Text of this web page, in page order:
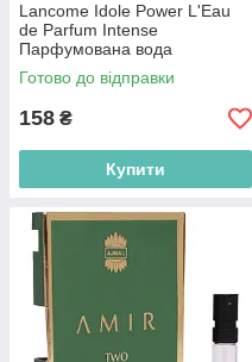
Lancome Idole Power L'Eau
de Parfum Intense
Парфумована вода
(пробник) 1.2ml
(3614274299236)
Готово до відправки
158 ₴
Купити